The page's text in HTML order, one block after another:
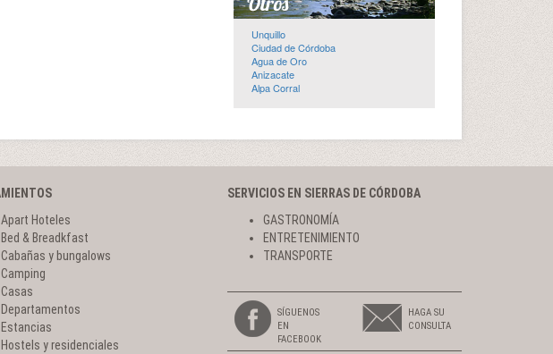
Unquillo
Ciudad de Córdoba
Agua de Oro
Anizacate
Alpa Corral
Apart Hoteles
Bed & Breadkfast
Cabañas y bungalows
Camping
Casas
Departamentos
Estancias
Hostels y residenciales
SERVICIOS EN SIERRAS DE CÓRDOBA
GASTRONOMÍA
ENTRETENIMIENTO
TRANSPORTE
SÍGUENOS
EN
FACEBOOK
HAGA SU
CONSULTA